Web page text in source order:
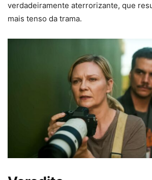
verdadeiramente aterrorizante, que
mais tenso da trama.